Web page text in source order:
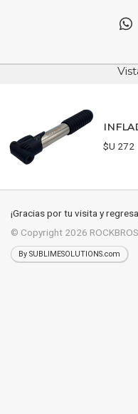
$U 272
¡Gracias por tu visita y
© Copyright 2026
By SUBLIMESOLUTIONS.com